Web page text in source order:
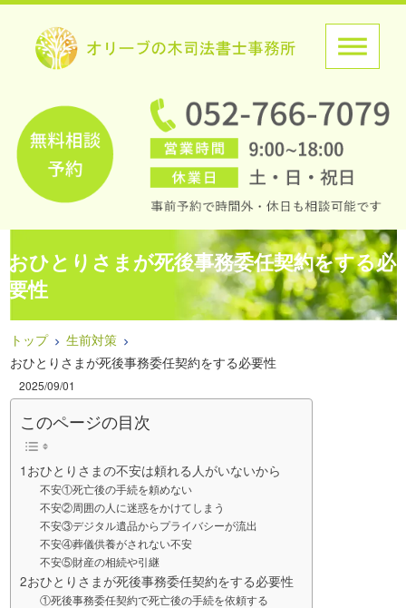
おひとりさまが死後事務委任契約をする必
要性
トップ
生前対策
おひとりさまが死後事務委任契約をする必要性
2025/09/01
このページの目次
1おひとりさまの不安は頼れる人がいないから
不安①死亡後の手続を頼めない
不安②周囲の人に迷惑をかけてしまう
不安③デジタル遺品からプライバシーが流出
不安④葬儀供養がされない不安
不安⑤財産の相続や引継
2おひとりさまが死後事務委任契約をする必要性
①死後事務委任契約で死亡後の手続を依頼する